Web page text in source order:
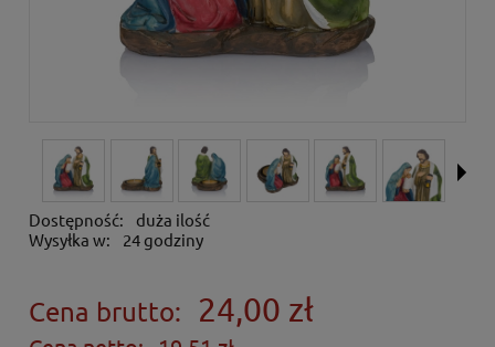
Dostępność:
duża ilość
Wysyłka w:
24 godziny
Cena brutto: 24,00 zł